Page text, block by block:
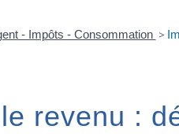
- Impôts - Consommation >
revenu :